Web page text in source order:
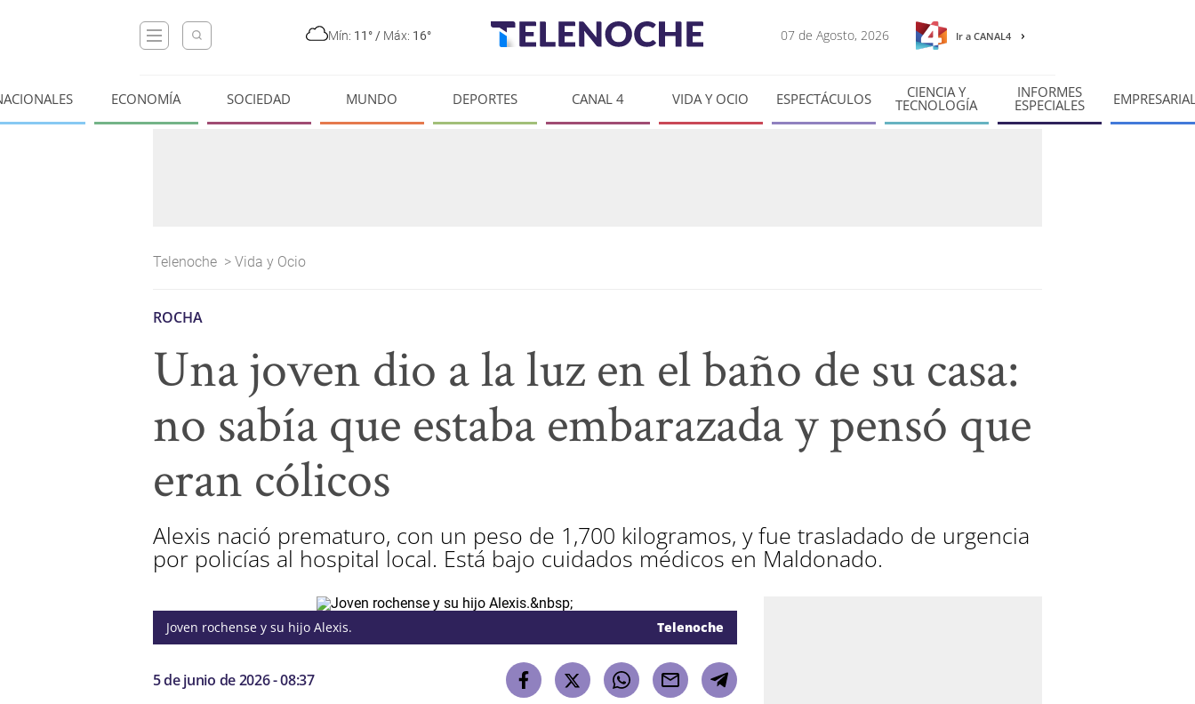
Mín: 11° / Máx: 16° 07 de Agosto, 2026 Ir a CANAL4
ECONOMÍA SOCIEDAD MUNDO DEPORTES CANAL 4 VIDA Y OCIO ESPECTÁCULOS CIENCIA Y
TECNOLOGÍA
INFORMES
ESPECIALES
Telenoche > Vida y Ocio
ROCHA
Una joven dio a la luz en el baño de su casa:
no sabía que estaba embarazada y pensó que
eran cólicos
Alexis nació prematuro, con un peso de 1,700 kilogramos, y fue trasladado de urgencia
por policías al hospital local. Está bajo cuidados médicos en Maldonado.
Joven rochense y su hijo Alexis. Telenoche
5 de junio de 2026 - 08:37